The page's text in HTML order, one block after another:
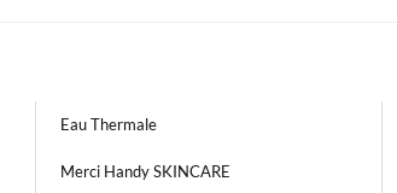
Eau Thermale
Merci Handy SKINCARE